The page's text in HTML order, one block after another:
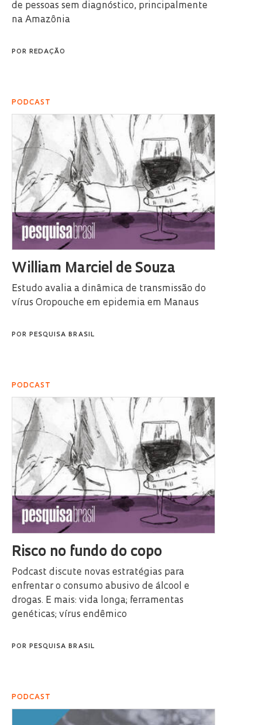
de pessoas sem diagnóstico, principalmente
na Amazônia
POR REDAÇÃO
PODCAST
William Marciel de Souza
Estudo avalia a dinâmica de transmissão do
vírus Oropouche em epidemia em Manaus
POR PESQUISA BRASIL
PODCAST
Risco no fundo do copo
Podcast discute novas estratégias para
enfrentar o consumo abusivo de álcool e
drogas. E mais: vida longa; ferramentas
genéticas; vírus endêmico
POR PESQUISA BRASIL
PODCAST